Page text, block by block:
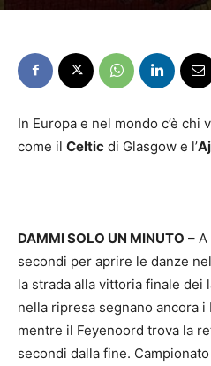
In Europa e nel mondo c’è chi
come il Celtic di Glasgow e l’
DAMMI SOLO UN MINUTO – A
secondi per aprire le danze
la strada alla vittoria finale dei
nella ripresa segnano ancora
mentre il Feyenoord trova la
secondi dalla fine.